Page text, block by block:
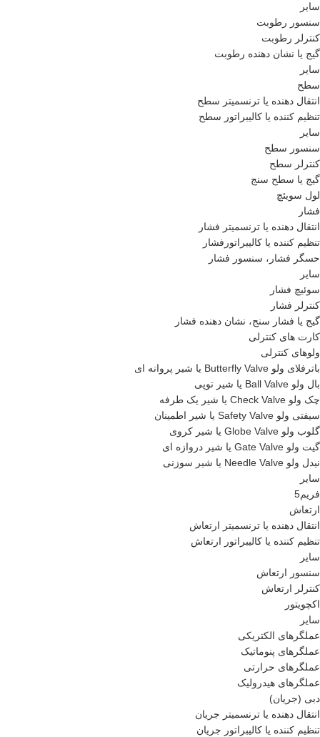
سایر
سنسور رطوبت
کنترلر رطوبت
گیج یا نشان دهنده رطوبت
سایر
سطح
انتقال دهنده یا ترنسمیتر سطح
تنظیم کننده یا کالیبراتور سطح
سایر
سنسور سطح
کنترلر سطح
گیج یا سطح سنج
لول سویئچ
فشار
انتقال دهنده یا ترنسمیتر فشار
تنظیم کننده یا کالیبراتورفشار
حسگر فشار، سنسور فشار
سایر
سوئیچ فشار
کنترلر فشار
گیج یا فشار سنج، نشان دهنده فشار
کارت های کنترلی
ولوهای کنترلی
باترفلای ولو Butterfly Valve یا شیر پروانه ای
بال ولو Ball Valve یا شیر توپی
چک ولو Check Valve یا شیر یک طرفه
سیفتی ولو Safety Valve یا شیر اطمینان
گلوب ولو Globe Valve یا شیر کروی
گیت ولو Gate Valve یا شیر دروازه ای
نیدل ولو Needle Valve یا شیر سوزنی
سایر
فریم5
ارتعاش
انتقال دهنده یا ترنسمیتر ارتعاش
تنظیم کننده یا کالیبراتور ارتعاش
سایر
سنسور ارتعاش
کنترلر ارتعاش
اکچویتور
سایر
عملگرهای الکتریکی
عملگرهای پنوماتیک
عملگرهای حرارتی
عملگرهای هیدرولیک
دبی (جریان)
انتقال دهنده یا ترنسمیتر جریان
تنظیم کننده یا کالیبراتور جریان